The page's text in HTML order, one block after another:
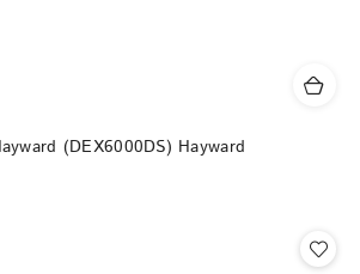
(DEX6000DS) Hayward